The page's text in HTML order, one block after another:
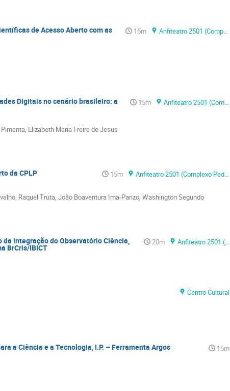
de Acesso Aberto com as 15m
Anfiteatro 2501 (Complexo Pedagógico, Universidade Eduardo Mondlane)
Digitais no cenário brasileiro: a 15m
Anfiteatro 2501 (Complexo Pedagógico, Universidade Eduardo Mondlane)
Elizabeth Maria Freire de Jesus
da CPLP 15m
Anfiteatro 2501 (Complexo Pedagógico, Universidade Eduardo Mondlane)
Raquel Truta, João Boaventura Ima-Panzo, Washington Segundo
integração do Observatório Ciência,
BrCris/IBICT
20m Anfiteatro 2501 (Complexo Pedagógico, Universidade Eduardo Mondlane)
Centro Cultural
a Ciência e a Tecnologia, I.P. – Ferramenta Argos
15m